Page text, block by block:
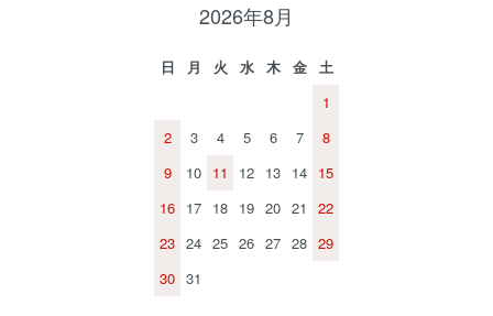
2026年8月
日 月 火 水 木 金
土
1
2
3 4 5 6 7
8
9
10 11 12 13 14 15
16 17 18 19 20 21
22
23 24 25 26 27 28 29
30 31